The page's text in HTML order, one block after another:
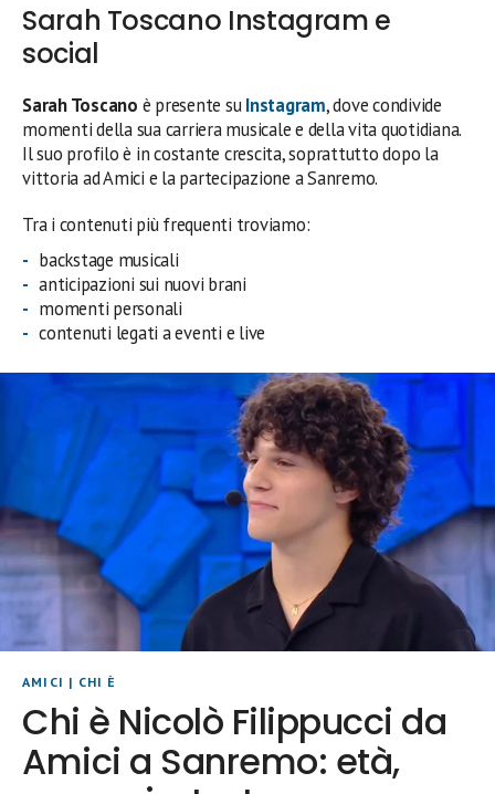
Sarah Toscano Instagram e
social
Sarah Toscano è presente suInstagram, dove condivide
momenti della sua carriera musicale e della vita quotidiana.
Il suo profilo è in costante crescita, soprattutto dopo la
vittoria ad Amici e la partecipazione a Sanremo.
Tra i contenuti più frequenti troviamo:
backstage musicali
anticipazioni sui nuovi brani
momenti personali
contenuti legati a eventi e live
AMICI | CHI È
Chi è Nicolò Filippucci da
Amici a Sanremo: età,